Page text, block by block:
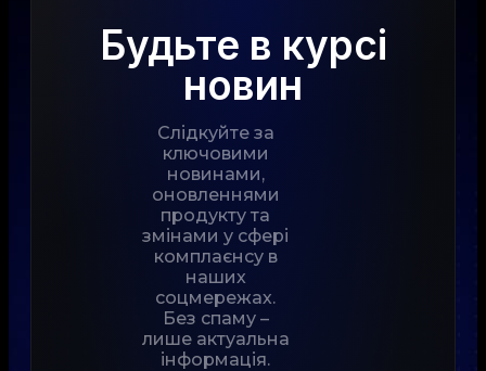
Будьте в курсі
новин
Слідкуйте за
ключовими
новинами,
оновленнями
продукту та
змінами у сфері
комплаєнсу в
наших
соцмережах.
Без спаму –
лише актуальна
інформація.